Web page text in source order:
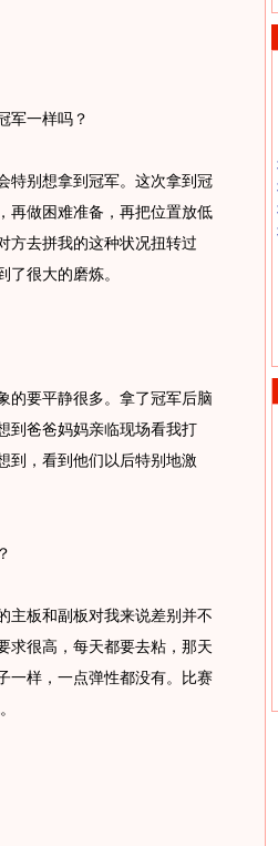
一样吗？
别想拿到冠军。这次拿到冠
再做困难准备，再把位置放低
方去拼我的这种状况扭转过
很大的磨炼。
要平静很多。拿了冠军后脑
到爸爸妈妈亲临现场看我打
到，看到他们以后特别地激
板和副板对我来说差别并不
求很高，每天都要去粘，那天
一样，一点弹性都没有。比赛